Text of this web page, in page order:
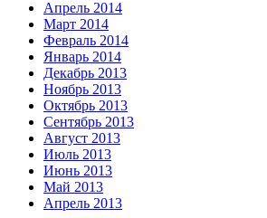
Апрель 2014
Март 2014
Февраль 2014
Январь 2014
Декабрь 2013
Ноябрь 2013
Октябрь 2013
Сентябрь 2013
Август 2013
Июль 2013
Июнь 2013
Май 2013
Апрель 2013